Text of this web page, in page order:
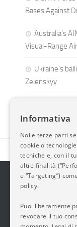
Bases Against
Australia’s
Visual-Range
Ukraine’s
Zelenskyy
2014-2026
Questo blog
periodicità.
7.03.2001.
Informativa
Noi e terze parti
cookie o
tecniche e, con il
altre finalità
e “Targeting”)
policy.
Puoi liberamente
revocare il tuo